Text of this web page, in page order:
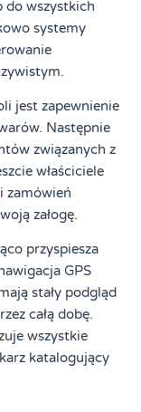
do wszystkich
systemy
jest zapewnienie
Następnie
związanych z
właściciele
zamówień
załogę.
przyspiesza
GPS
stały podgląd
całą dobę.
wszystkie
katalogujący